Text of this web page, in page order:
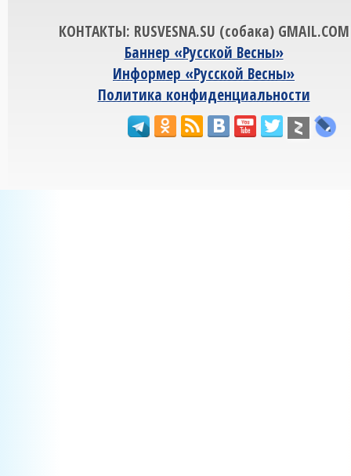
КОНТАКТЫ: RUSVESNA.SU (собака) GMAIL.COM
Баннер «Русской Весны»
Информер «Русской Весны»
Политика конфиденциальности